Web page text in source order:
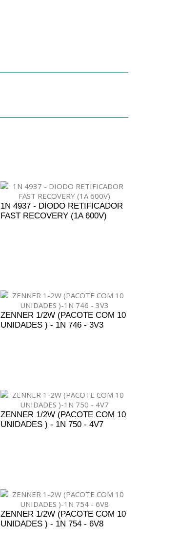
1N 4937 - DIODO RETIFICADOR
FAST RECOVERY (1A 600V)
ZENNER 1/2W (PACOTE COM 10
UNIDADES ) - 1N 746 - 3V3
ZENNER 1/2W (PACOTE COM 10
UNIDADES ) - 1N 750 - 4V7
ZENNER 1/2W (PACOTE COM 10
UNIDADES ) - 1N 754 - 6V8